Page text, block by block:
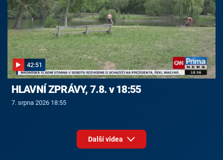
42:51
HLAVNÍ ZPRÁVY, 7.8. v 18:55
7. srpna 2026 18:55
Další videa